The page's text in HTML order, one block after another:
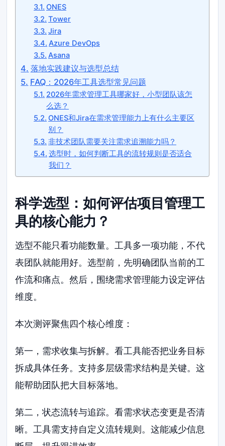
ONES
Tower
Jira
Azure DevOps
Asana
落地实践建议与选型总结
FAQ：2026年工具选型常见问题
2026年需求管理工具哪家好，小型团队该怎
么选？
ONES和Jira在需求管理能力上有什么主要区
别？
非技术团队需要关注需求追溯能力吗？
选型时，如何判断工具的流转规则是否适合
我们？
科学选型：如何评估项目管理工
具的核心能力？
选型不能只看功能数量。工具多一项功能，不代
表团队就能用好。选型前，先明确团队当前的工
作流和痛点。然后，围绕需求管理能力设定评估
维度。
本次测评聚焦四个核心维度：
第一，需求收集与拆解。看工具能否把业务目标
拆成具体任务。支持多层级需求结构是关键。这
能帮助团队把大目标落地。
第二，状态流转与追踪。看需求状态变更是否清
晰。工具需支持自定义流转规则。这能减少信息